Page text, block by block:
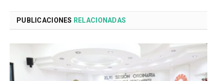
PUBLICACIONES RELACIONADAS